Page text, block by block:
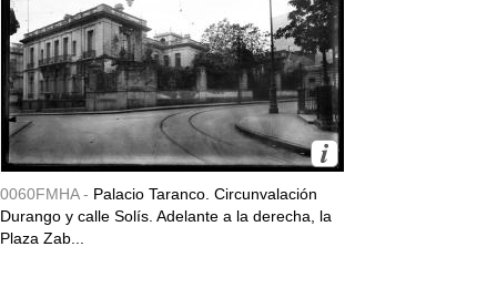
0060FMHA - Palacio Taranco. Circunvalación
Durango y calle Solís. Adelante a la derecha, la
Plaza Zab...